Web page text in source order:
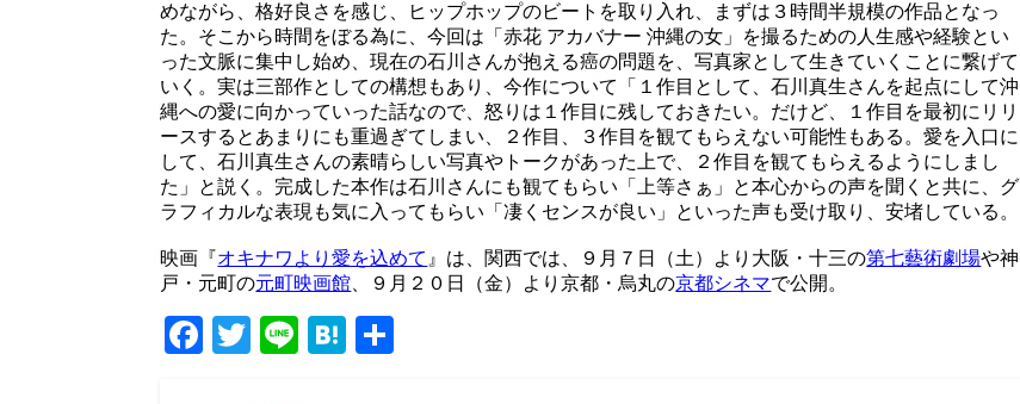
めながら、格好良さを感じ、ヒップホップのビートを取り入れ、まずは３時間半規模の作品となっ
た。そこから時間をぼる為に、今回は「赤花 アカバナー 沖縄の女」を撮るための人生感や経験とい
った文脈に集中し始め、現在の石川さんが抱える癌の問題を、写真家として生きていくことに繋げて
いく。実は三部作としての構想もあり、今作について「１作目として、石川真生さんを起点にして沖
縄への愛に向かっていった話なので、怒りは１作目に残しておきたい。だけど、１作目を最初にリリ
ースするとあまりにも重過ぎてしまい、２作目、３作目を観てもらえない可能性もある。愛を入口に
して、石川真生さんの素晴らしい写真やトークがあった上で、２作目を観てもらえるようにしまし
た」と説く。完成した本作は石川さんにも観てもらい「上等さぁ」と本心からの声を聞くと共に、グ
ラフィカルな表現も気に入ってもらい「凄くセンスが良い」といった声も受け取り、安堵している。
映画『オキナワより愛を込めて 』は、関西では、９月７日（土）より大阪・十三の第七藝術劇場や神
戸・元町の元町映画館 、９月２０日（金）より京都・烏丸の京都シネマで公開。
Facebook
TwitterLineHatena